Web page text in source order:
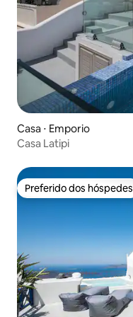
Casa ⋅ Emporio
Casa Latipi
Preferido dos hóspedes
Preferido dos hóspedes